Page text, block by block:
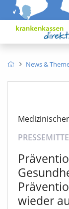
News &
wieder